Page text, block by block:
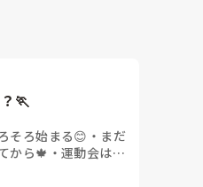
🏃
そろ始まる😊 ・ まだ
から🍁 ・ 運動会はな